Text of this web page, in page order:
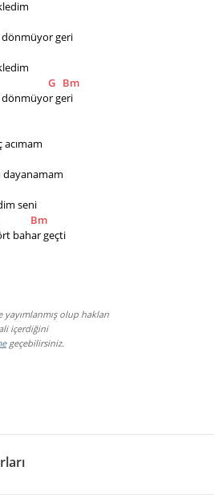
geri
G Bm
geri
acımam
dayanamam
seni
Bm
bahar geçti
olup hakları
içerdiğini
geçebilirsiniz.